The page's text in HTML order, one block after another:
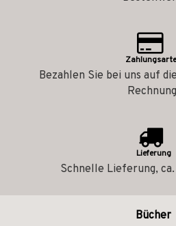
Bezahlen Sie bei uns auf
Lieferung
Schnelle Lieferung,
Bücher